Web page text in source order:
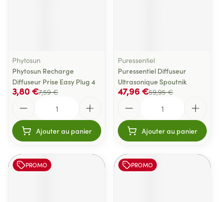
Phytosun
Phytosun Recharge
Diffuseur Prise Easy Plug 4
7,59 €
3,80 €
Ajouter au panier
Puressentiel
Puressentiel Diffuseur
Ultrasonique Spoutnik
59,95 €
47,96 €
Ajouter au panier
PROMO PROMO